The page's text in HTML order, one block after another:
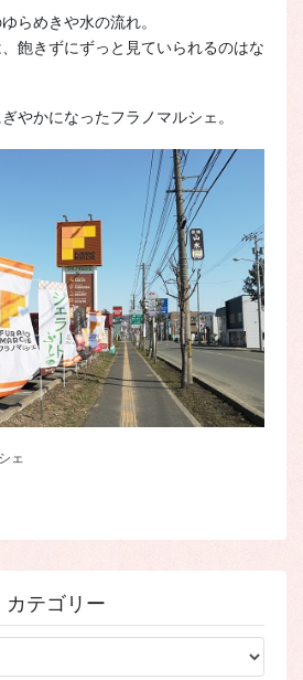
らめきや水の流れ。
飽きずにずっと見ていられるのはな
やかになったフラノマルシェ。
ェ
カテゴリー